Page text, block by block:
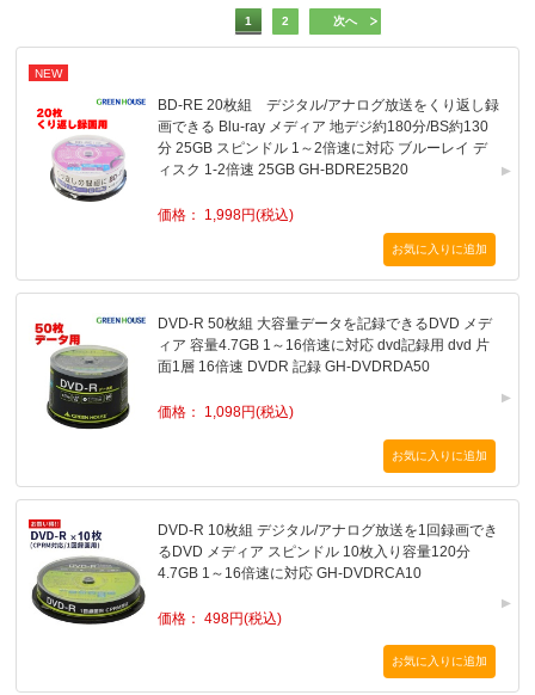
1 2 次へ
NEW
BD-RE 20枚組 デジタル/アナログ放送をくり返し録
画できる Blu-ray メディア 地デジ約180分/BS約130
分 25GB スピンドル 1～2倍速に対応 ブルーレイ デ
ィスク 1-2倍速 25GB GH-BDRE25B20
価格： 1,998円(税込)
DVD-R 50枚組 大容量データを記録できるDVD メデ
ィア 容量4.7GB 1～16倍速に対応 dvd記録用 dvd 片
面1層 16倍速 DVDR 記録 GH-DVDRDA50
価格： 1,098円(税込)
DVD-R 10枚組 デジタル/アナログ放送を1回録画でき
るDVD メディア スピンドル 10枚入り容量120分
4.7GB 1～16倍速に対応 GH-DVDRCA10
価格： 498円(税込)